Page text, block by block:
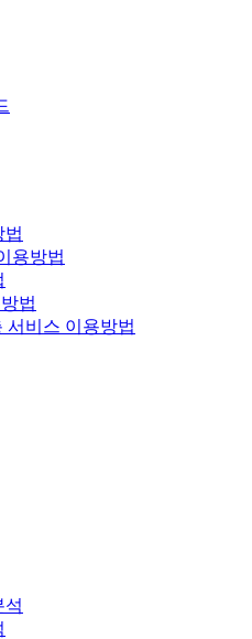
법
용방법
법
서비스 이용방법
석